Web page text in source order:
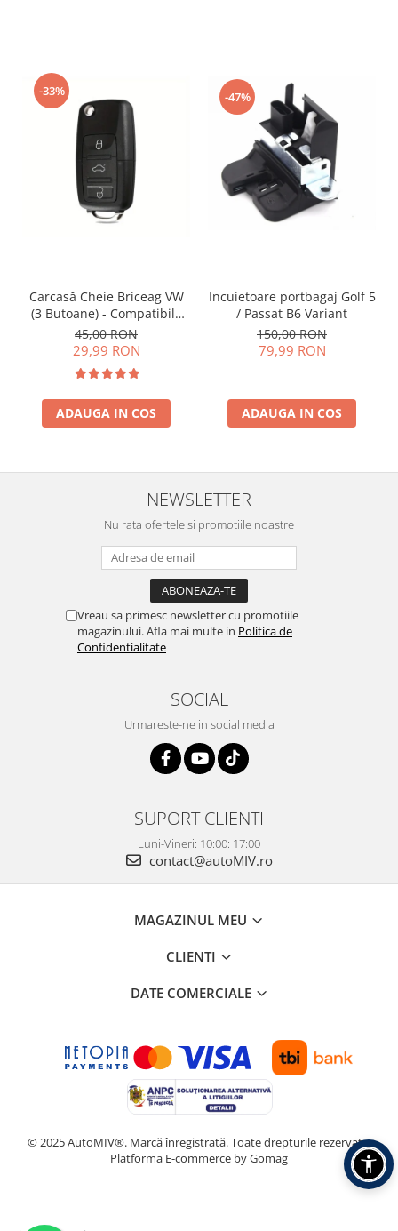
-33%
Carcasă Cheie Briceag VW
(3 Butoane) - Compatibilă
Golf 5, Jetta, Touran etc
45,00 RON
29,99 RON
ADAUGA IN COS
-47%
Incuietoare portbagaj Golf 5
/ Passat B6 Variant
150,00 RON
79,99 RON
ADAUGA IN COS
NEWSLETTER
Nu rata ofertele si promotiile noastre
Vreau sa primesc newsletter cu promotiile
magazinului. Afla mai multe in Politica de
Confidentialitate
SOCIAL
Urmareste-ne in social media
SUPORT CLIENTI
Luni-Vineri: 10:00: 17:00
contact@autoMIV.ro
MAGAZINUL MEU
CLIENTI
DATE COMERCIALE
© 2025 AutoMIV®. Marcă înregistrată. Toate drepturile rezervate.
Platforma E-commerce by Gomag